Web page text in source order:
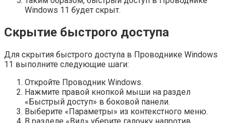
Windows 11 будет скрыт.
Скрытие быстрого доступа
Для скрытия быстрого доступа в Проводнике Windows
11 выполните следующие шаги:
Откройте Проводник Windows.
Нажмите правой кнопкой мыши на раздел
«Быстрый доступ» в боковой панели.
Выберите «Параметры» из контекстного меню.